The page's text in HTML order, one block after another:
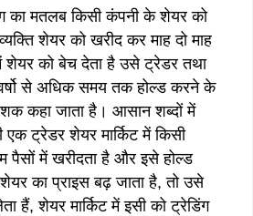
का मतलब किसी कंपनी के शेयर को
शेयर को खरीद कर माह दो माह
शेयर को बेच देता है उसे ट्रेडर तथा
से अधिक समय तक होल्ड करने के
कहा जाता है। आसान शब्दों में
ट्रेडर शेयर मार्किट में किसी
में खरीदता है और इसे होल्ड
का प्राइस बढ़ जाता है, तो उसे
हैं, शेयर मार्किट में इसी को ट्रेडिंग